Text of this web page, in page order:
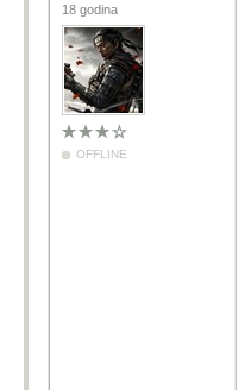
18 godina
OFFLINE